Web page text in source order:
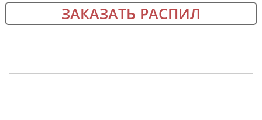
ЗАКАЗАТЬ РАСПИЛ